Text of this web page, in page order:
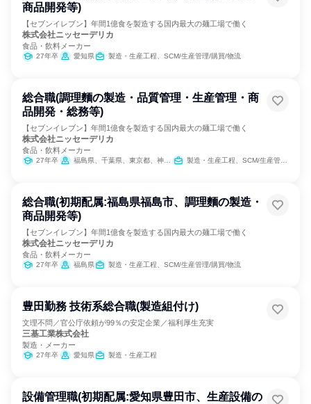
商品開発等)
【セブンイレブン】年間1億食を製造する国内最大の麺工場で働く
株式会社ニッセーデリカ
食品・飲料メーカー
27年卒 愛知県 製造・生産工程、SCM/生産管理/購買/物流
総合職(調理麵の製造・品質管理・生産管理・商
品開発・総務等)
【セブンイレブン】年間1億食を製造する国内最大の麺工場で働く
株式会社ニッセーデリカ
食品・飲料メーカー
27年卒 福島県、千葉県、東京都、神奈川県、愛知県 製造・生産工程、SCM/生産管理/購買/物流
総合職(初期配属:福島県福島市、調理麵の製造・
商品開発等)
【セブンイレブン】年間1億食を製造する国内最大の麺工場で働く
株式会社ニッセーデリカ
食品・飲料メーカー
27年卒 福島県 製造・生産工程、SCM/生産管理/購買/物流
豊田勤務 技術系総合職(製造組付け)
文理不問／官公庁依頼が99％の安定企業／福利厚生充実
三基工業株式会社
製造・メーカー
27年卒 愛知県 製造・生産工程
設備管理職(初期配属:愛知県豊田市、生産設備の